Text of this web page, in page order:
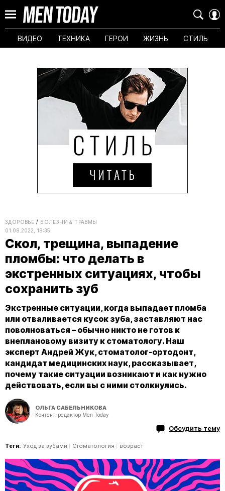
ВИДЕО ТЕХНИКА ГЕРОИ ЖИЗНЬ СТИЛЬ
ЗДОРОВЬЕ
БОЛЕЗНИ & ТРАВМЫ
01.08.2022, 18:35
Скол, трещина, выпадение
пломбы: что делать в
экстренных ситуациях, чтобы
сохранить зуб
Экстренные ситуации, когда выпадает пломба
или отваливается кусок зуба, заставляют нас
поволноваться – обычно никто не готов к
внеплановому визиту к стоматологу. Наш
эксперт Андрей Жук, стоматолог-ортодонт,
кандидат медицинских наук, рассказывает,
почему такие ситуации возникают и как нужно
действовать, если вы с ними столкнулись.
ОЛЬГА САБЕЛЬНИКОВА
Контент-редактор Men Today
Обсудить тему
Теги: Уход за зубами Стоматология возраст